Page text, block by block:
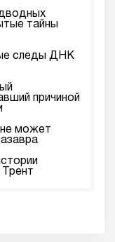
тайны
следы ДНК
причиной
может